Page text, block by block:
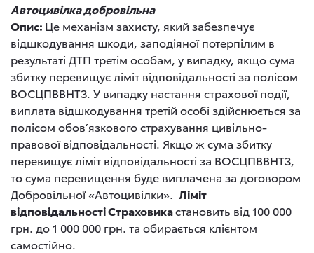
Автоцивілка добровільна
Опис: Це механізм захисту, який забезпечує
відшкодування шкоди, заподіяної потерпілим в
результаті ДТП третім особам, у випадку, якщо сума
збитку перевищує ліміт відповідальності за полісом
ВОСЦПВВНТЗ. У випадку настання страхової події,
виплата відшкодування третій особі здійснюється за
полісом обов’язкового страхування цивільно-
правової відповідальності. Якщо ж сума збитку
перевищує ліміт відповідальності за ВОСЦПВВНТЗ,
то сума перевищення буде виплачена за договором
Добровільної «Автоцивілки». Ліміт
відповідальності Страховикастановить від 100 000
грн. до 1 000 000 грн. та обирається клієнтом
самостійно.